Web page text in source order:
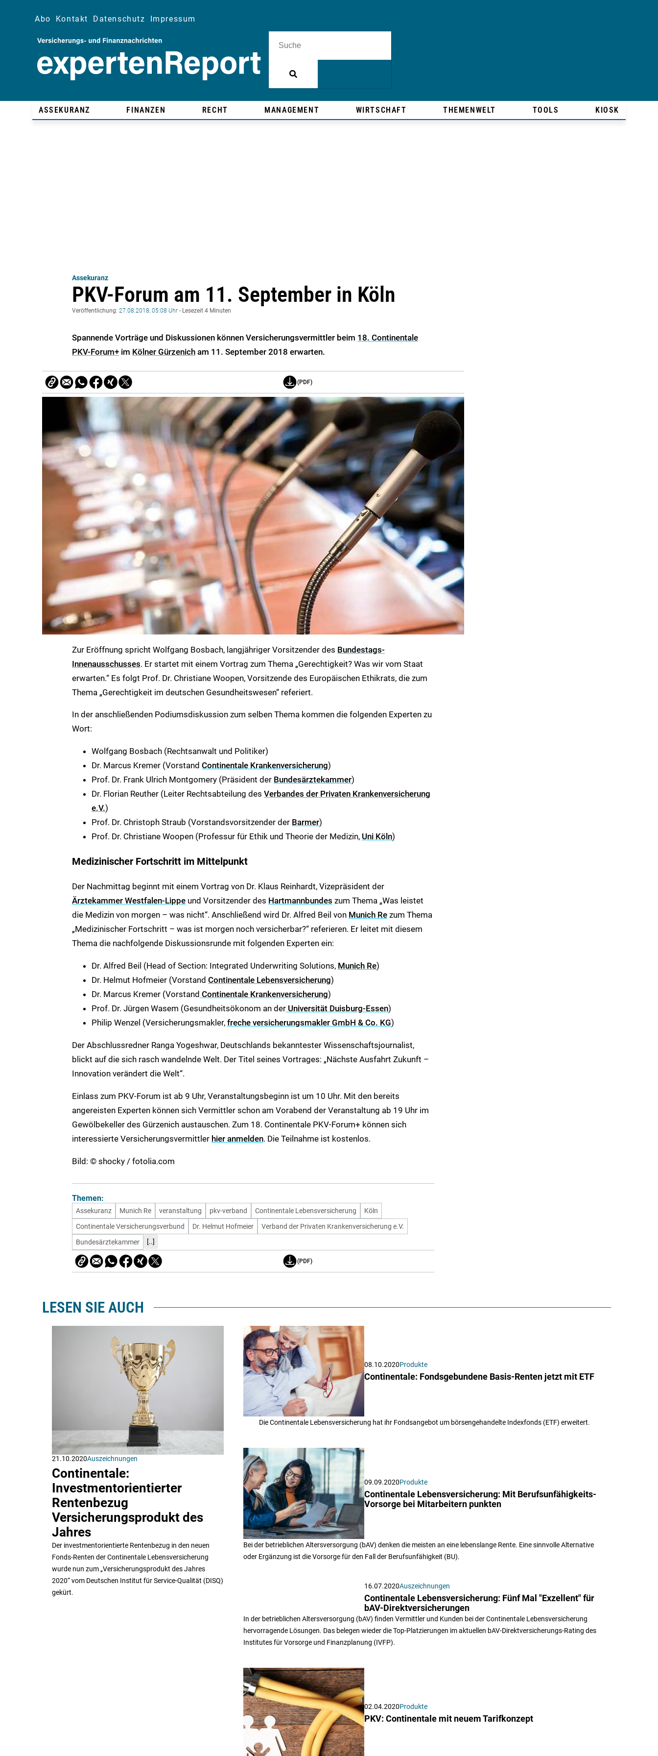
Abo Kontakt Datenschutz Impressum
ASSEKURANZ FINANZEN RECHT MANAGEMENT WIRTSCHAFT THEMENWELT TOOLS KIOSK
Assekuranz
PKV-Forum am 11. September in Köln
Veröffentlichung: 27.08.2018, 05:08 Uhr - Lesezeit 4 Minuten
Spannende Vorträge und Diskussionen können Versicherungsvermittler beim 18. Continentale
PKV-Forum+ im Kölner Gürzenich am 11. September 2018 erwarten.
(PDF)
Zur Eröffnung spricht Wolfgang Bosbach, langjähriger Vorsitzender des Bundestags-
Innenausschusses. Er startet mit einem Vortrag zum Thema „Gerechtigkeit? Was wir vom Staat
erwarten.“ Es folgt Prof. Dr. Christiane Woopen, Vorsitzende des Europäischen Ethikrats, die zum
Thema „Gerechtigkeit im deutschen Gesundheitswesen“ referiert.
In der anschließenden Podiumsdiskussion zum selben Thema kommen die folgenden Experten zu
Wort:
Wolfgang Bosbach (Rechtsanwalt und Politiker)
Dr. Marcus Kremer (Vorstand Continentale Krankenversicherung)
Prof. Dr. Frank Ulrich Montgomery (Präsident der Bundesärztekammer)
Dr. Florian Reuther (Leiter Rechtsabteilung des Verbandes der Privaten Krankenversicherung
e.V.)
Prof. Dr. Christoph Straub (Vorstandsvorsitzender der Barmer)
Prof. Dr. Christiane Woopen (Professur für Ethik und Theorie der Medizin, Uni Köln)
Medizinischer Fortschritt im Mittelpunkt
Der Nachmittag beginnt mit einem Vortrag von Dr. Klaus Reinhardt, Vizepräsident der
Ärztekammer Westfalen-Lippe und Vorsitzender des Hartmannbundes zum Thema „Was leistet
die Medizin von morgen – was nicht“. Anschließend wird Dr. Alfred Beil von Munich Re zum Thema
„Medizinischer Fortschritt – was ist morgen noch versicherbar?“ referieren. Er leitet mit diesem
Thema die nachfolgende Diskussionsrunde mit folgenden Experten ein:
Dr. Alfred Beil (Head of Section: Integrated Underwriting Solutions, Munich Re)
Dr. Helmut Hofmeier (Vorstand Continentale Lebensversicherung)
Dr. Marcus Kremer (Vorstand Continentale Krankenversicherung)
Prof. Dr. Jürgen Wasem (Gesundheitsökonom an der Universität Duisburg-Essen)
Philip Wenzel (Versicherungsmakler, freche versicherungsmakler GmbH & Co. KG)
Der Abschlussredner Ranga Yogeshwar, Deutschlands bekanntester Wissenschaftsjournalist,
blickt auf die sich rasch wandelnde Welt. Der Titel seines Vortrages: „Nächste Ausfahrt Zukunft –
Innovation verändert die Welt“.
Einlass zum PKV-Forum ist ab 9 Uhr, Veranstaltungsbeginn ist um 10 Uhr. Mit den bereits
angereisten Experten können sich Vermittler schon am Vorabend der Veranstaltung ab 19 Uhr im
Gewölbekeller des Gürzenich austauschen. Zum 18. Continentale PKV-Forum+ können sich
interessierte Versicherungsvermittler hier anmelden. Die Teilnahme ist kostenlos.
Bild: © shocky / fotolia.com
Themen:
Assekuranz Munich Re veranstaltung pkv-verband Continentale Lebensversicherung
Köln
Continentale Versicherungsverbund
Dr. Helmut Hofmeier
Verband der Privaten Krankenversicherung e.V.
Bundesärztekammer
[..]
(PDF)
LESEN SIE AUCH
21.10.2020Auszeichnungen
Continentale:
Investmentorientierter
Rentenbezug
Versicherungsprodukt des
Jahres
Der investmentorientierte Rentenbezug in den neuen
Fonds-Renten der Continentale Lebensversicherung
wurde nun zum „Versicherungsprodukt des Jahres
2020“ vom Deutschen Institut für Service-Qualität (DISQ)
gekürt.
08.10.2020Produkte
Continentale: Fondsgebundene Basis-Renten jetzt mit ETF
Die Continentale Lebensversicherung hat ihr Fondsangebot um börsengehandelte Indexfonds (ETF) erweitert.
09.09.2020Produkte
Continentale Lebensversicherung: Mit Berufsunfähigkeits-
Vorsorge bei Mitarbeitern punkten
Bei der betrieblichen Altersversorgung (bAV) denken die meisten an eine lebenslange Rente. Eine sinnvolle Alternative
oder Ergänzung ist die Vorsorge für den Fall der Berufsunfähigkeit (BU).
16.07.2020Auszeichnungen
Continentale Lebensversicherung: Fünf Mal "Exzellent" für
bAV-Direktversicherungen
In der betrieblichen Altersversorgung (bAV) finden Vermittler und Kunden bei der Continentale Lebensversicherung
hervorragende Lösungen. Das belegen wieder die Top-Platzierungen im aktuellen bAV-Direktversicherungs-Rating des
Institutes für Vorsorge und Finanzplanung (IVFP).
02.04.2020Produkte
PKV: Continentale mit neuem Tarifkonzept